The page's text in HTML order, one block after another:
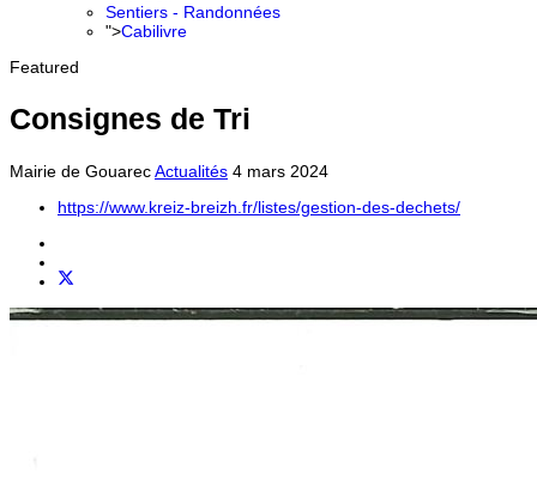
Sentiers - Randonnées
">Cabilivre
Featured
Consignes de Tri
Mairie de GouarecActualités 4 mars 2024
https://www.kreiz-breizh.fr/listes/gestion-des-dechets/